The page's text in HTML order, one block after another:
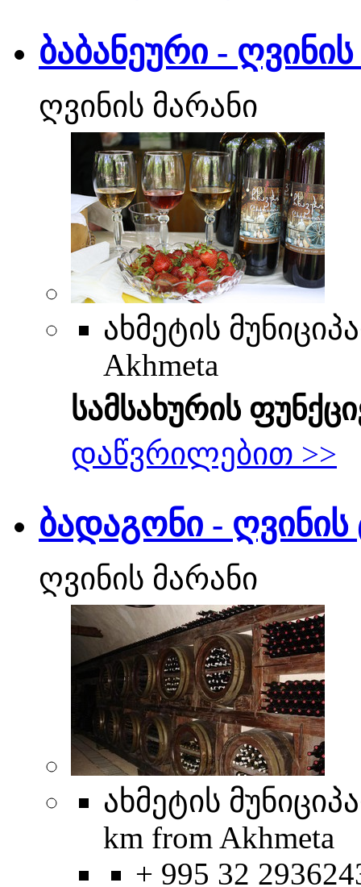
ბაბანეური -
ღვინის მარანი
ახმეტის
Akhmeta
სამსახურის
დაწვრილებით >>
ბადაგონი -
ღვინის მარანი
ახმეტის
km from Akhmeta
+ 995 32